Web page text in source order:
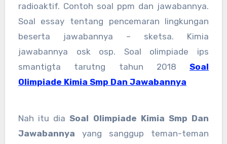
radioaktif. Contoh soal ppm dan jawabannya.
Soal essay tentang pencemaran lingkungan
beserta jawabannya – sketsa. Kimia
jawabannya osk osp. Soal olimpiade ips
smantigta tarutng tahun 2018Soal
Olimpiade Kimia Smp Dan Jawabannya
Nah itu diaSoal Olimpiade Kimia Smp Dan
Jawabannya yang sanggup teman-teman